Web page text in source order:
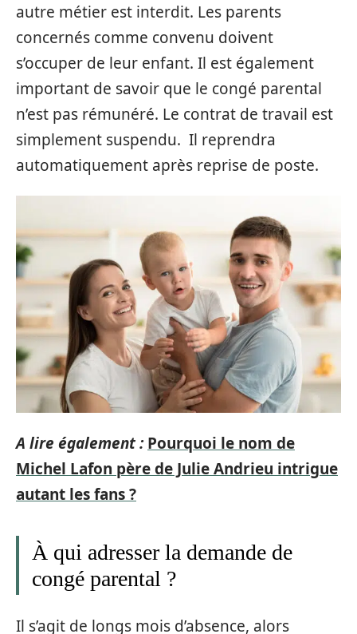
autre métier est interdit. Les parents
concernés comme convenu doivent
s’occuper de leur enfant. Il est également
important de savoir que le congé parental
n’est pas rémunéré. Le contrat de travail est
simplement suspendu. Il reprendra
automatiquement après reprise de poste.
A lire également : Pourquoi le nom de
Michel Lafon père de Julie Andrieu intrigue
autant les fans ?
À qui adresser la demande de
congé parental ?
Il s’agit de longs mois d’absence, alors